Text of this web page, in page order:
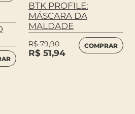
BTK PROFILE:
MÁSCARA DA
MALDADE
R$79,90
R$ 51,94
COMPRAR